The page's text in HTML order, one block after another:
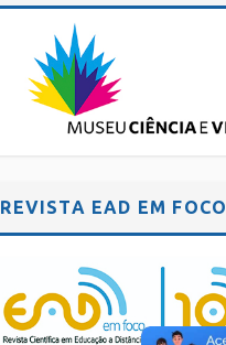
REVISTA EAD EM FOCO